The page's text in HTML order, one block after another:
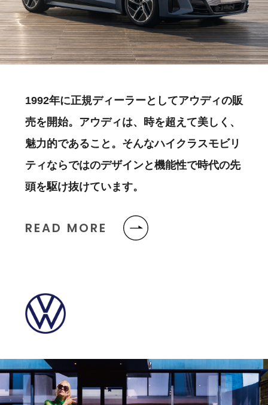
1992年に正規ディーラーとしてアウディの販
売を開始。アウディは、時を超えて美しく、
魅力的であること。そんなハイクラスモビリ
ティならではのデザインと機能性で時代の先
頭を駆け抜けています。
READ MORE